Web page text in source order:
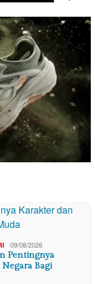
09/08/2026
Pentingnya
Bagi